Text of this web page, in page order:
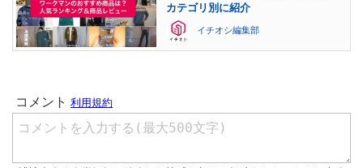
カテゴリ別に紹介
イチオシ編集部